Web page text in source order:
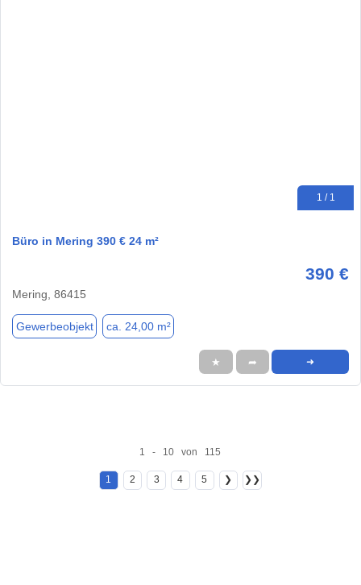
1 / 1
Büro in Mering 390 € 24 m²
390 €
Mering, 86415
Gewerbeobjekt ca. 24,00 m²
★ ➦ ➜
1 - 10 von 115
1 2 3 4 5 ❯ ❯❯